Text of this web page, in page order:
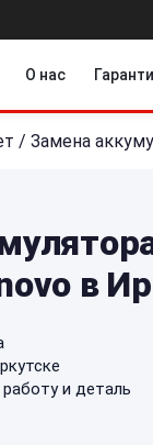
О нас
/ Замена
в
и деталь